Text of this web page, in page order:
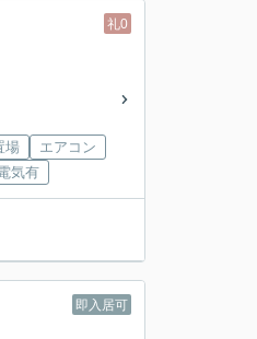
礼0
場
エアコン
気有
即入居可